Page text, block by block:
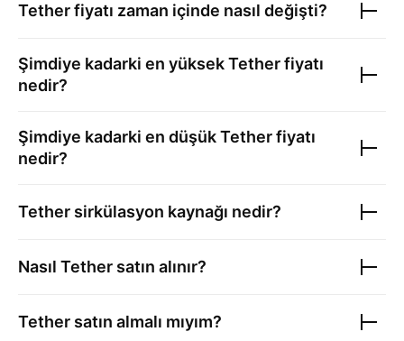
Tetherfiyatı zaman içinde nasıl değişti?
Şimdiye kadarki en yüksekTetherfiyatı
nedir?
Şimdiye kadarki en düşükTetherfiyatı
nedir?
Tether sirkülasyon kaynağı nedir?
Nasıl Tether satın alınır?
Tether satın almalı mıyım?